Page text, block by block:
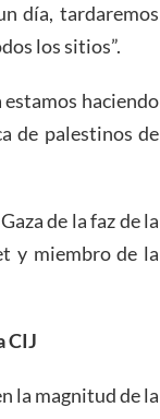
día, tardaremos
los sitios”.
haciendo
de palestinos de
de la faz de la
y miembro de la
CIJ
la magnitud de la